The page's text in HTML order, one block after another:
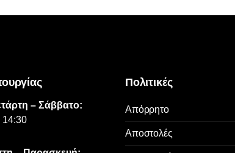
– Σάββατο:
14:30
Πολιτικές
Απόρρητο
Αποστολές